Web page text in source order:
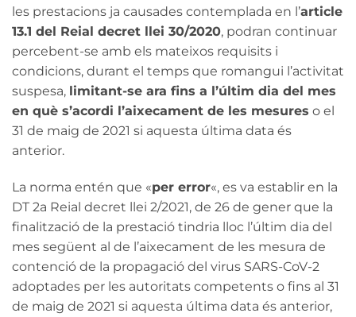
les prestacions ja causades contemplada en l’article
13.1 del Reial decret llei 30/2020, podran continuar
percebent-se amb els mateixos requisits i
condicions, durant el temps que romangui l’activitat
suspesa, limitant-se ara fins a l’últim dia del mes
en què s’acordi l’aixecament de les mesures o el
31 de maig de 2021 si aquesta última data és
anterior.
La norma entén que «per error«, es va establir en la
DT 2a Reial decret llei 2/2021, de 26 de gener que la
finalització de la prestació tindria lloc l’últim dia del
mes següent al de l’aixecament de les mesura de
contenció de la propagació del virus SARS-CoV-2
adoptades per les autoritats competents o fins al 31
de maig de 2021 si aquesta última data és anterior,